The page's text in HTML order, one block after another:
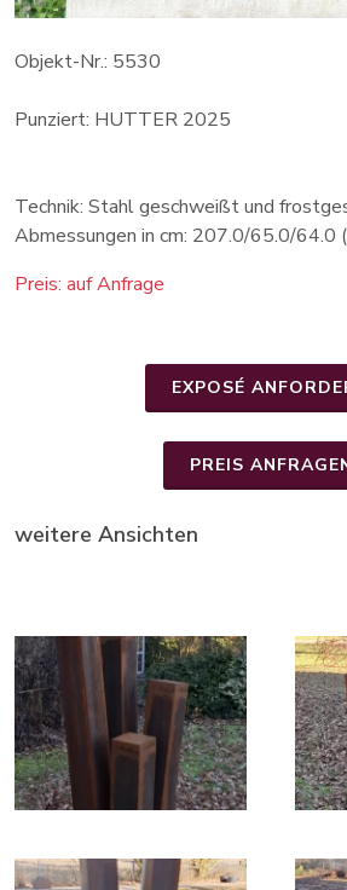
Objekt-Nr.: 5530
Punziert: HUTTER 2025
Technik: Stahl geschweißt und
Abmessungen in cm: 207.0/65.0/64.0
Preis: auf Anfrage
EXPOSÉ
PREIS
weitere Ansichten